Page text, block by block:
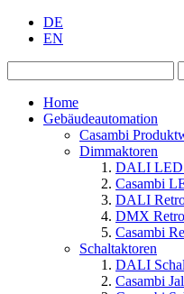
DE
EN
Home
Gebäudeautomation
Casambi
Dimmaktoren
DALI LED
Casambi
DALI
DMX
Casambi
Schaltaktoren
DALI
Casambi